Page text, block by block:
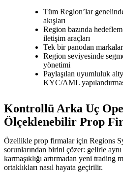
Tüm Region’lar
akışları
Region bazında
iletişim araçları
Tek bir panodan
Region seviyesinde
yönetimi
Paylaşılan uyumluluk
KYC/AML
Kontrollü Arka Uç
Ölçeklenebilir Prop
Özellikle prop firmalar için Regions
sorunlarından birini çözer: gelirle
karmaşıklığı artırmadan yeni trading
ortaklıkları nasıl hayata geçirilir.